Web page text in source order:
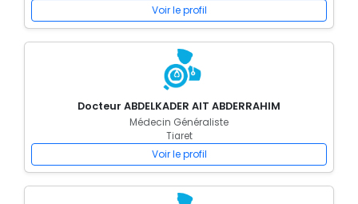
Voir le profil
Docteur ABDELKADER AIT ABDERRAHIM
Médecin Généraliste
Tiaret
Voir le profil